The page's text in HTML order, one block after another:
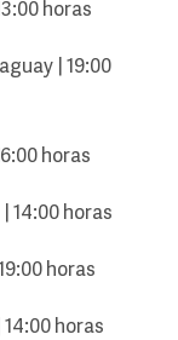
horas
| 19:00
horas
14:00 horas
horas
horas